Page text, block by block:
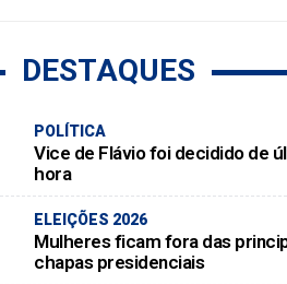
DESTAQUES
POLÍTICA
Vice de Flávio foi decidido de
hora
ELEIÇÕES 2026
Mulheres ficam fora das
chapas presidenciais